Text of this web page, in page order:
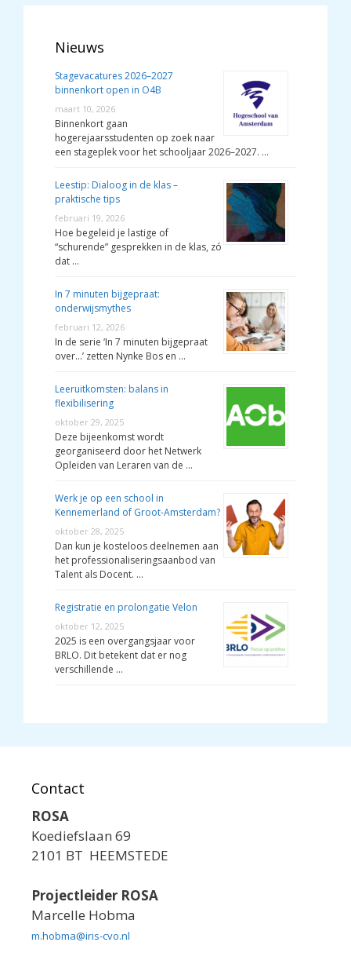
Nieuws
Stagevacatures 2026–2027
binnenkort open in O4B
maart 10, 2026
Binnenkort gaan
hogerejaarsstudenten op zoek naar
een stageplek voor het schooljaar 2026–2027. …
Leestip: Dialoog in de klas –
praktische tips
februari 19, 2026
Hoe begeleid je lastige of
“schurende” gesprekken in de klas, zó
dat …
In 7 minuten bijgepraat:
onderwijsmythes
februari 12, 2026
In de serie ‘In 7 minuten bijgepraat
over…’ zetten Nynke Bos en …
Leeruitkomsten: balans in
flexibilisering
oktober 29, 2025
Deze bijeenkomst wordt
georganiseerd door het Netwerk
Opleiden van Leraren van de …
Werk je op een school in
Kennemerland of Groot-Amsterdam?
oktober 28, 2025
Dan kun je kosteloos deelnemen aan
het professionaliseringsaanbod van
Talent als Docent. …
Registratie en prolongatie Velon
oktober 12, 2025
2025 is een overgangsjaar voor
BRLO. Dit betekent dat er nog
verschillende …
Contact
ROSA
Koediefslaan 69
2101 BT HEEMSTEDE
Projectleider ROSA
Marcelle Hobma
m.hobma@iris-cvo.nl